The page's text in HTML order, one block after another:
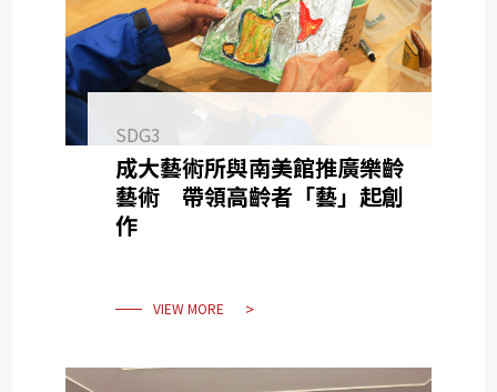
SDG3
成大藝術所與南美館推廣樂齡
藝術 帶領高齡者「藝」起創
作
VIEW MORE